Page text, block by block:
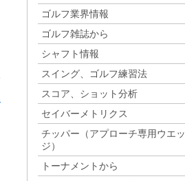
ゴルフ業界情報
ゴルフ雑誌から
シャフト情報
スイング、ゴルフ練習法
スコア、ショット分析
セイバーメトリクス
チッパー（アプローチ専用ウエッ
ジ）
トーナメントから